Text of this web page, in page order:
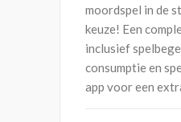
moordspel in de
keuze! Een
inclusief
consumptie en
app voor een